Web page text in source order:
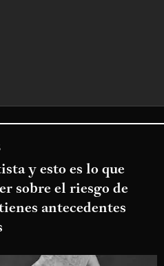
y esto es lo que
sobre el riesgo de
antecedentes